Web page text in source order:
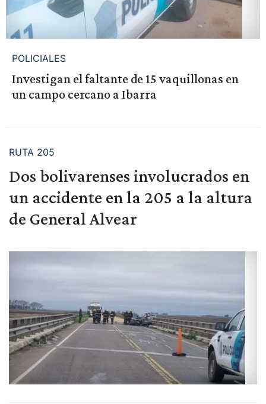
POLICIALES
Investigan el faltante de 15 vaquillonas en
un campo cercano a Ibarra
RUTA 205
Dos bolivarenses involucrados en
un accidente en la 205 a la altura
de General Alvear